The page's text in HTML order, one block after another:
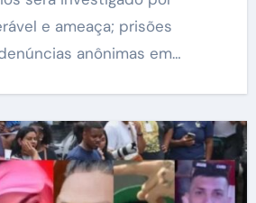
e ameaça; prisões
anônimas em…